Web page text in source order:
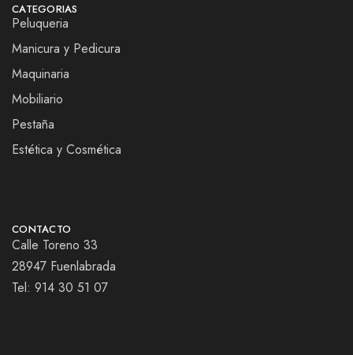
CATEGORIAS
Peluqueria
Manicura y Pedicura
Maquinaria
Mobiliario
Pestaña
Estética y Cosmética
CONTACTO
Calle Toreno 33
28947 Fuenlabrada
Tel: 914 30 51 07